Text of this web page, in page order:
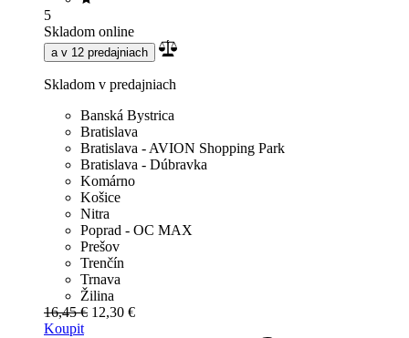
5
Skladom online
a v 12 predajniach
Skladom v predajniach
Banská Bystrica
Bratislava
Bratislava - AVION Shopping Park
Bratislava - Dúbravka
Komárno
Košice
Nitra
Poprad - OC MAX
Prešov
Trenčín
Trnava
Žilina
16,45 € 12,30 €
Koupit